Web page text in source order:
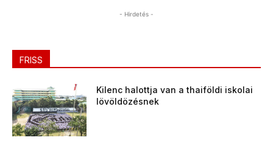
- Hirdetés -
FRISS
Kilenc halottja van a thaiföldi iskolai
lövöldözésnek